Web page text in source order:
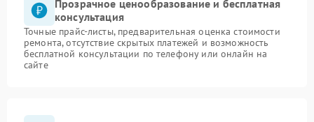
Прозрачное ценообразование и бесплатная
консультация
Точные прайс-листы, предварительная оценка стоимости
ремонта, отсутствие скрытых платежей и возможность
бесплатной консультации по телефону или онлайн на
сайте